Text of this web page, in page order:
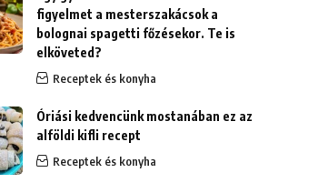
figyelmet a mesterszakácsok a
bolognai spagetti főzésekor. Te is
elköveted?
Receptek és konyha
Óriási kedvencünk mostanában ez az
alföldi kifli recept
Receptek és konyha